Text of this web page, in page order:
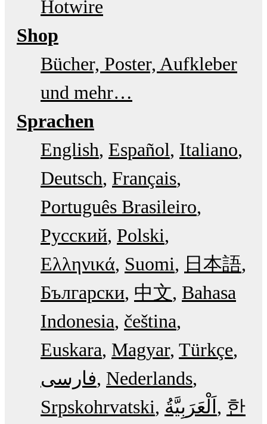
Hotwire
Shop
Bücher, Poster, Aufkleber
und mehr…
Sprachen
English Español Italiano
Deutsch Français
Português Brasileiro
Русский Polski
Ελληνικά Suomi
日本語
Български 中文 Bahasa
Indonesia čeština
Euskara Magyar Türkçe
فارسی Nederlands
Srpskohrvatski
한